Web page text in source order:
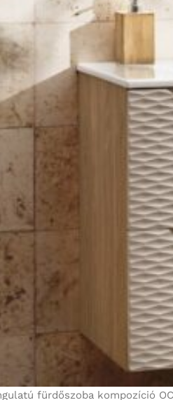
fürdőszoba kompozíció